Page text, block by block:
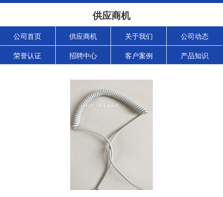
供应商机
公司首页 供应商机 关于我们 公司动态
荣誉认证 招聘中心 客户案例 产品知识